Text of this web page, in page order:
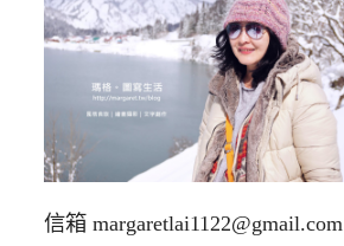
信箱 margaretlai1122@gmail.com